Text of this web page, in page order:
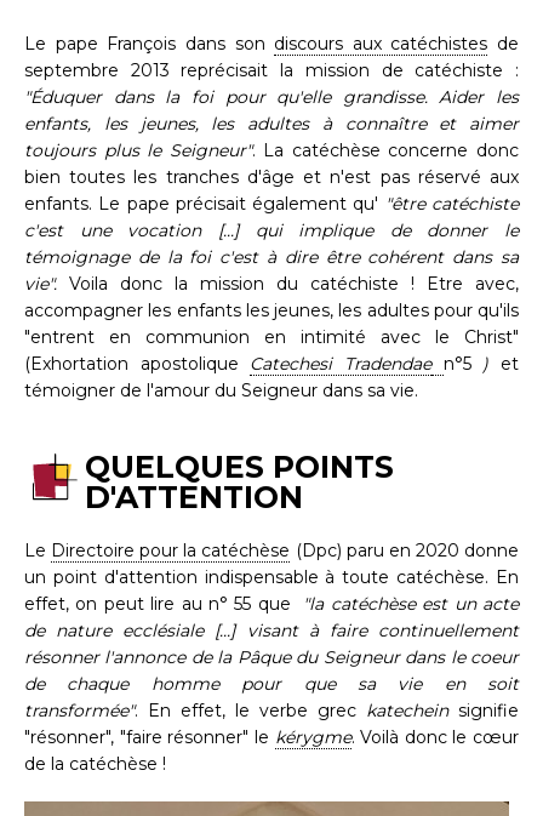
Le pape François dans son discours aux catéchistes de
septembre 2013 reprécisait la mission de catéchiste :
"Éduquer dans la foi pour qu'elle grandisse. Aider les
enfants, les jeunes, les adultes à connaître et aimer
toujours plus le Seigneur". La catéchèse concerne donc
bien toutes les tranches d'âge et n'est pas réservé aux
enfants. Le pape précisait également qu' "être catéchiste
c'est une vocation [...] qui implique de donner le
témoignage de la foi c'est à dire être cohérent dans sa
vie". Voila donc la mission du catéchiste ! Etre avec,
accompagner les enfants les jeunes, les adultes pour qu'ils
"entrent en communion en intimité avec le Christ"
(Exhortation apostolique
Catechesi Tradendae n°5 ) et
témoigner de l'amour du Seigneur dans sa vie.
QUELQUES POINTS
D'ATTENTION
Le Directoire pour la catéchèse (Dpc) paru en 2020 donne
un point d'attention indispensable à toute catéchèse. En
effet, on peut lire au n° 55 que "la catéchèse est un acte
de nature ecclésiale [...] visant à faire continuellement
résonner l'annonce de la Pâque du Seigneur dans le coeur
de chaque homme pour que sa vie en soit
transformée". En effet, le verbe grec katecheinsignifie
"résonner", "faire résonner" le kérygme. Voilà donc le cœur
de la catéchèse !